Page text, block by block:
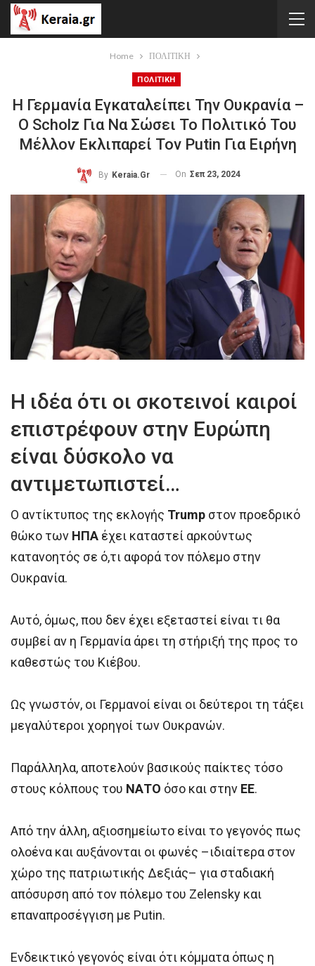
Home ΠΟΛΙΤΙΚΗ
ΠΟΛΙΤΙΚΗ
Η Γερμανία Εγκαταλείπει Την Ουκρανία –
Ο Scholz Για Να Σώσει Το Πολιτικό Του
Μέλλον Εκλιπαρεί Τον Putin Για Ειρήνη
By Keraia.gr On Σεπ 23, 2024
Η ιδέα ότι οι σκοτεινοί καιροί
επιστρέφουν στην Ευρώπη
είναι δύσκολο να
αντιμετωπιστεί…
Ο αντίκτυπος της εκλογής Trump στον προεδρικό
θώκο των ΗΠΑ έχει καταστεί αρκούντως
κατανοητός σε ό,τι αφορά τον πόλεμο στην
Ουκρανία.
Αυτό, όμως, που δεν έχει εξεταστεί είναι τι θα
συμβεί αν η Γερμανία άρει τη στήριξή της προς το
καθεστώς του Κιέβου.
Ως γνωστόν, οι Γερμανοί είναι οι δεύτεροι τη τάξει
μεγαλύτεροι χορηγοί των Ουκρανών.
Παράλληλα, αποτελούν βασικούς παίκτες τόσο
στους κόλπους του ΝΑΤΟ όσο και στην ΕΕ.
Από την άλλη, αξιοσημείωτο είναι το γεγονός πως
ολοένα και αυξάνονται οι φωνές –ιδιαίτερα στον
χώρο της πατριωτικής Δεξιάς– για σταδιακή
απόσυρση από τον πόλεμο του Zelensky και
επαναπροσέγγιση με Putin.
Ενδεικτικό γεγονός είναι ότι κόμματα όπως η